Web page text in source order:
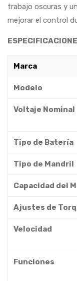
trabajo oscuras y
mejorar el control
Marca
Modelo
Voltaje Nominal
Tipo de Batería
Tipo de Mandril
Capacidad del
Ajustes de
Velocidad
Funciones